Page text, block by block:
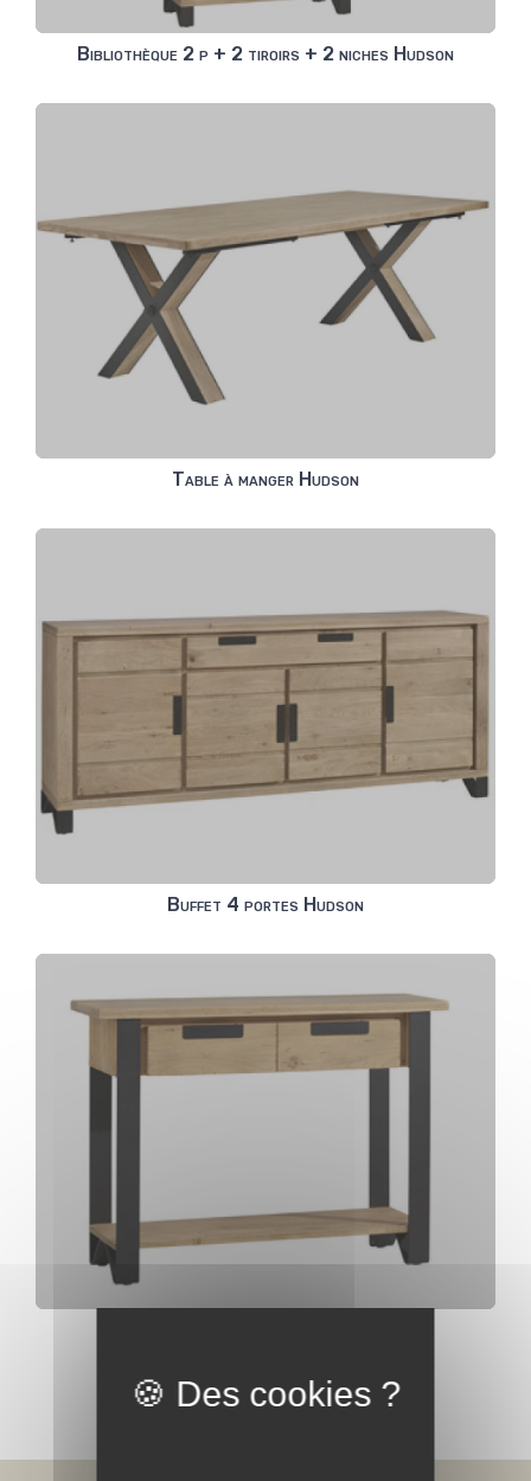
Bibliothèque 2 p + 2 tiroirs + 2 niches Hudson
Table à manger Hudson
Buffet 4 portes Hudson
Voir toute la collection Hudson